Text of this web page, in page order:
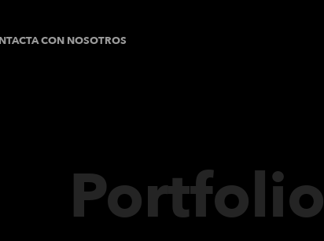
CON NOSOTROS
Portfolio